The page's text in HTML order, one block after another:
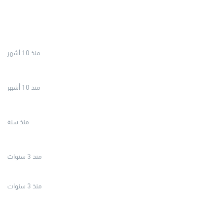
منذ 10 أشهر
منذ 10 أشهر
منذ سنة
منذ 3 سنوات
منذ 3 سنوات